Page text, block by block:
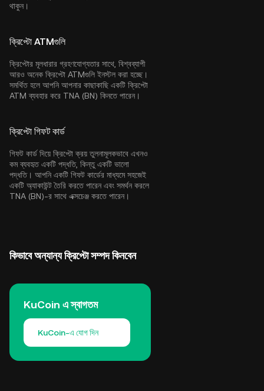
থাকুন।
ক্রিপ্টো ATMগুলি
ক্রিপ্টোর মূলধারার গ্রহণযোগ্যতার সাথে, বিশ্বব্যাপী
আরও অনেক ক্রিপ্টো ATMগুলি ইনস্টল করা হচ্ছে।
সমর্থিত হলে আপনি আপনার কাছাকাছি একটি ক্রিপ্টো
ATM ব্যবহার করে TNA (BN) কিনতে পারেন।
ক্রিপ্টো গিফট কার্ড
গিফট কার্ড দিয়ে ক্রিপ্টো ক্রয় তুলনামূলকভাবে এখনও
কম ব্যবহৃত একটি পদ্ধতি, কিন্তু একটি ভালো
পদ্ধতি। আপনি একটি গিফট কার্ডের মাধ্যমে সহজেই
একটি অ্যাকাউন্ট তৈরি করতে পারেন এবং সমর্থন করলে
TNA (BN)-র সাথে এক্সচেঞ্জ করতে পারেন।
কিভাবে অন্যান্য ক্রিপ্টো সম্পদ কিনবেন
KuCoin এ স্বাগতম
KuCoin-এ যোগ দিন